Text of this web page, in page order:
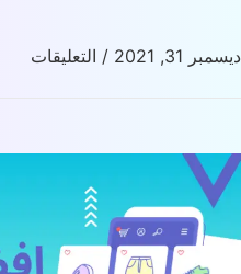
31, 2021
/ التعليقات